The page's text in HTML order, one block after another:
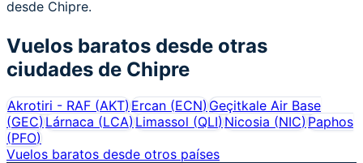
desde Chipre.
Vuelos baratos desde otras
ciudades de Chipre
Akrotiri - RAF (AKT)Ercan (ECN)Geçitkale Air Base
(GEC)Lárnaca (LCA)Limassol (QLI) Nicosia (NIC) Paphos
(PFO)
Vuelos baratos desde otros países